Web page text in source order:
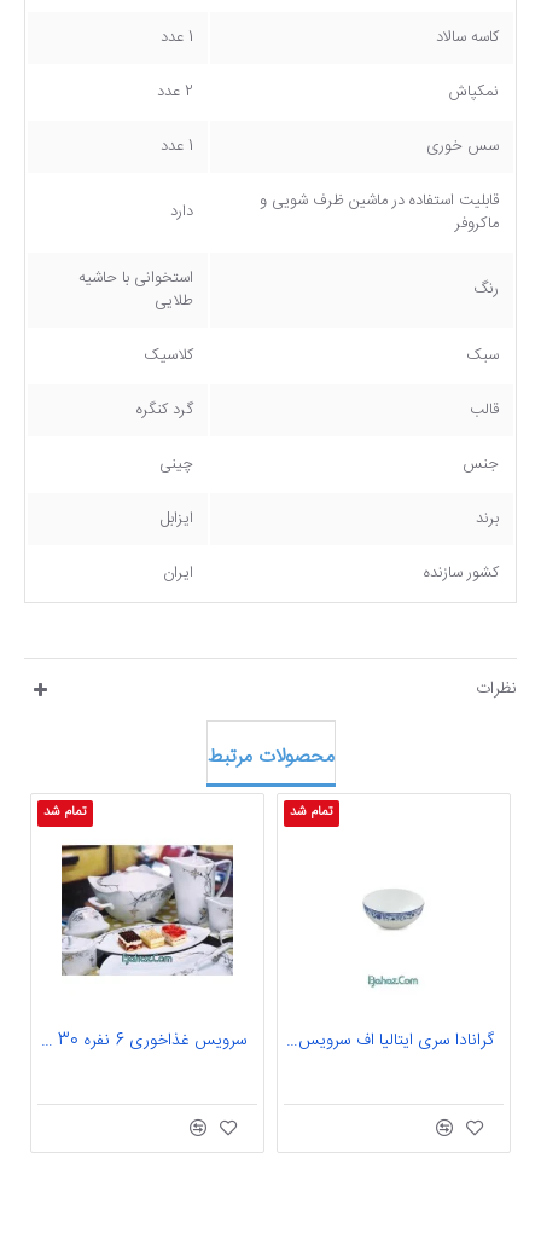
کاسه سالاد 1 عدد
نمکپاش 2 عدد
سس خوری 1 عدد
قابلیت استفاده در ماشین ظرف شویی و
ماکروفر
دارد
رنگ
استخوانی با حاشیه
طلایی
سبک کلاسیک
قالب گرد کنگره
جنس چینی
برند ایزابل
کشور سازنده ایران
نظرات
محصولات مرتبط
تمام شد
گرانادا سری ایتالیا اف سرویس چینی پیاله 10 گرانادا 6 نفره درجه: عالی
تمام شد
سرویس غذاخوری 6 نفره 30 پارچه چینی پردیس کاشان قالب پاریس آنیا-122 کد طرح 122